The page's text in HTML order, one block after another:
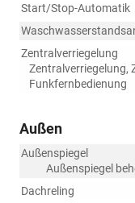
Start/Stop-Automatik
Zentralverriegelung
Zentralverriegelung,
Funkfernbedienung
Außen
Außenspiegel
Außenspiegel
Dachreling